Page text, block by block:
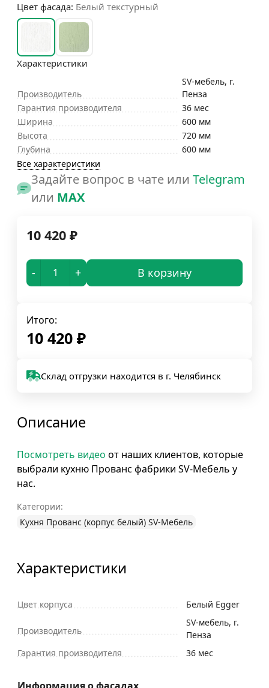
Цвет фасада: Белый текстурный
Характеристики
Производитель
SV-мебель, г.
Пенза
Гарантия производителя
36 мес
Ширина
600 мм
Высота
720 мм
Глубина
600 мм
Все характеристики
Задайте вопрос в чате или Telegram
или MAX
10 420 ₽
- + В корзину
Итого:
10 420 ₽
Склад отгрузки находится в г. Челябинск
Описание
Посмотреть видео от наших клиентов, которые
выбрали кухню Прованс фабрики SV-Мебель у
нас.
Категории:
Кухня Прованс (корпус белый) SV-Мебель
Характеристики
Цвет корпуса Белый Egger
Производитель
SV-мебель, г.
Пенза
Гарантия производителя
36 мес
Информация о фасадах